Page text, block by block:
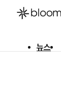
뉴스